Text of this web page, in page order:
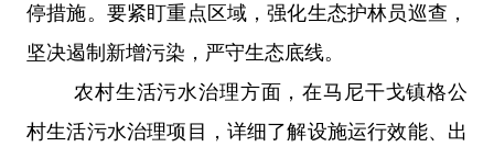
停措施。要紧盯重点区域，强化生态护林员巡查，
坚决遏制新增污染，严守生态底线。
农村生活污水治理方面，在马尼干戈镇格公
村生活污水治理项目，详细了解设施运行效能、出